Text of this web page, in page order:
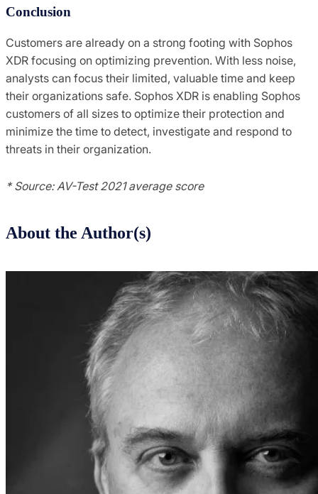
Conclusion
Customers are already on a strong footing with Sophos
XDR focusing on optimizing prevention. With less noise,
analysts can focus their limited, valuable time and keep
their organizations safe. Sophos XDR is enabling Sophos
customers of all sizes to optimize their protection and
minimize the time to detect, investigate and respond to
threats in their organization.
* Source: AV-Test 2021 average score
About the Author(s)